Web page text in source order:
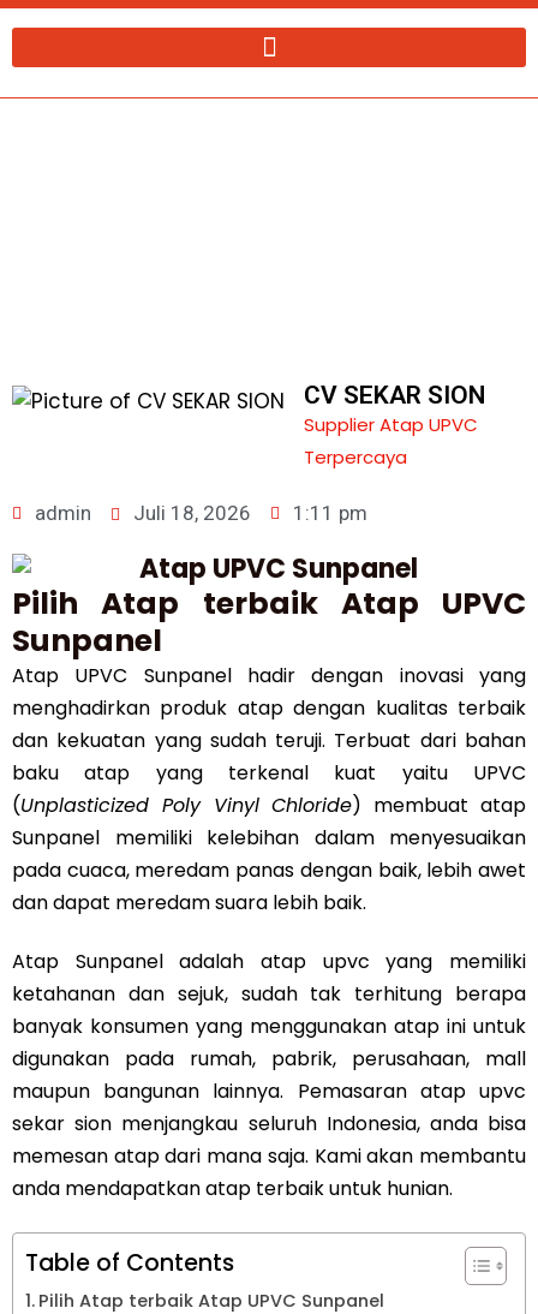
Lewati
CV SEKAR SION
Supplier Atap UPVC
Terpercaya
admin Juli 18, 2026 1:11 pm
Pilih Atap terbaik Atap UPVC
Sunpanel
Atap UPVC Sunpanel hadir dengan inovasi yang
menghadirkan produk atap dengan kualitas terbaik
dan kekuatan yang sudah teruji. Terbuat dari bahan
baku atap yang terkenal kuat yaitu UPVC
(Unplasticized Poly Vinyl Chloride) membuat atap
Sunpanel memiliki kelebihan dalam menyesuaikan
pada cuaca, meredam panas dengan baik, lebih awet
dan dapat meredam suara lebih baik.
Atap Sunpanel adalah atap upvc yang memiliki
ketahanan dan sejuk, sudah tak terhitung berapa
banyak konsumen yang menggunakan atap ini untuk
digunakan pada rumah, pabrik, perusahaan, mall
maupun bangunan lainnya. Pemasaran atap upvc
sekar sion menjangkau seluruh Indonesia, anda bisa
memesan atap dari mana saja. Kami akan membantu
anda mendapatkan atap terbaik untuk hunian.
Table of Contents
Pilih Atap terbaik Atap UPVC Sunpanel